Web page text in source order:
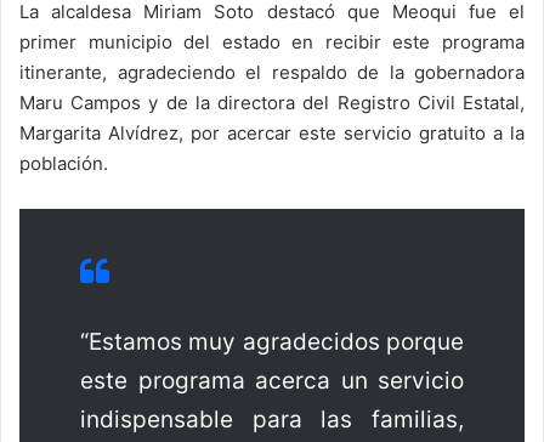
La alcaldesa Miriam Soto destacó que Meoqui fue el
primer municipio del estado en recibir este programa
itinerante, agradeciendo el respaldo de la gobernadora
Maru Campos y de la directora del Registro Civil Estatal,
Margarita Alvídrez, por acercar este servicio gratuito a la
población.
“Estamos muy agradecidos porque
este programa acerca un servicio
indispensable para las familias,